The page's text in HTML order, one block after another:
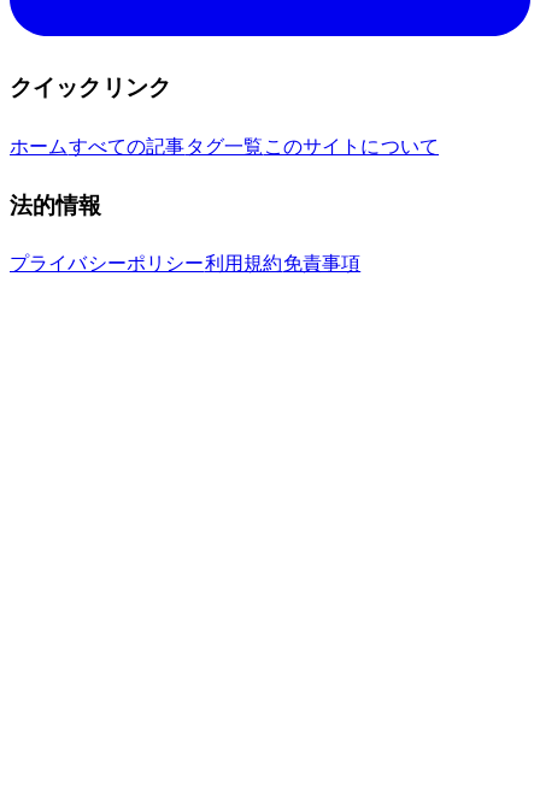
クイックリンク
ホームすべての記事タグ一覧 このサイトについて
法的情報
プライバシーポリシー利用規約免責事項